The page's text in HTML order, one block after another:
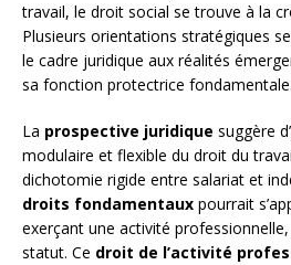
travail, le droit social se trouve à la
Plusieurs orientations stratégiques
le cadre juridique aux réalités
sa fonction protectrice fondamentale.
La prospective juridique suggère
modulaire et flexible du droit du
dichotomie rigide entre salariat et
droits fondamentaux pourrait
exerçant une activité
statut. Ce droit de l’activité